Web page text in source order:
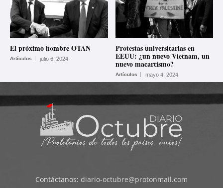
El próximo hombre OTAN
Artículos julio 6, 2024
Protestas universitarias en
EEUU: ¿un nuevo Vietnam, un
nuevo macartismo?
Artículos mayo 4, 2024
Contáctanos: diario-octubre@protonmail.com